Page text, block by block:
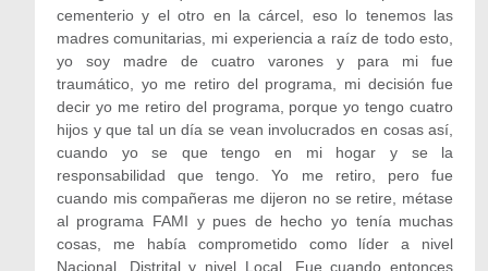
cementerio y el otro en la cárcel, eso lo tenemos las
madres comunitarias, mi experiencia a raíz de todo esto,
yo soy madre de cuatro varones y para mi fue
traumático, yo me retiro del programa, mi decisión fue
decir yo me retiro del programa, porque yo tengo cuatro
hijos y que tal un día se vean involucrados en cosas así,
cuando yo se que tengo en mi hogar y se la
responsabilidad que tengo. Yo me retiro, pero fue
cuando mis compañeras me dijeron no se retire, métase
al programa FAMI y pues de hecho yo tenía muchas
cosas, me había comprometido como líder a nivel
Nacional, Distrital y nivel Local. Fue cuando entonces